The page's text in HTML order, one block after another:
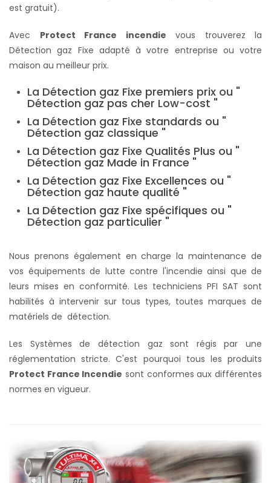
est gratuit).
Avec Protect France incendie vous trouverez la
Détection gaz Fixe adapté à votre entreprise ou votre
maison au meilleur prix.
La Détection gaz Fixe premiers prix ou "
Détection gaz pas cher Low-cost "
La Détection gaz Fixe standards ou "
Détection gaz classique "
La Détection gaz Fixe Qualités Plus ou "
Détection gaz Made in France "
La Détection gaz Fixe Excellences ou "
Détection gaz haute qualité "
La Détection gaz Fixe spécifiques ou "
Détection gaz particulier "
Nous prenons également en charge la maintenance de
vos équipements de lutte contre l'incendie ainsi que de
leurs mises en conformité. Les techniciens PFI SAT sont
habilités à intervenir sur tous types, toutes marques de
matériels de détection.
Les Systèmes de détection gaz sont régis par une
réglementation stricte. C'est pourquoi tous les produits
Protect France Incendie sont conformes aux différentes
normes en vigueur.